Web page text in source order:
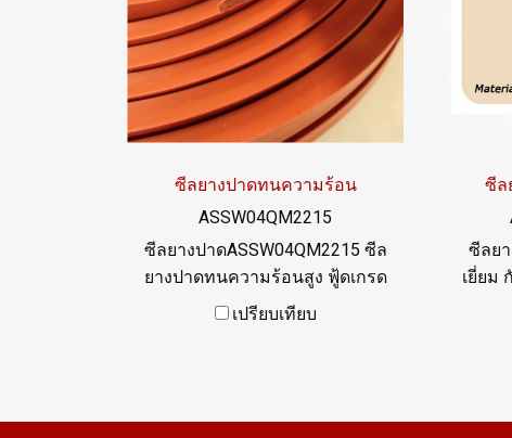
@PTIGLOBAL
ซีลยางปาดทนความร้อน
ASSW04QM2215
ซีลยางปาดASSW04QM2215 ซีล
ยางปาดทนความร้อนสูง ฟู้ดเกรด
ผลิตด้วยวัตถุดิบยาง Silicone ซีล
เปรียบเทียบ
ซีล
ซีลย
เยี่ยม